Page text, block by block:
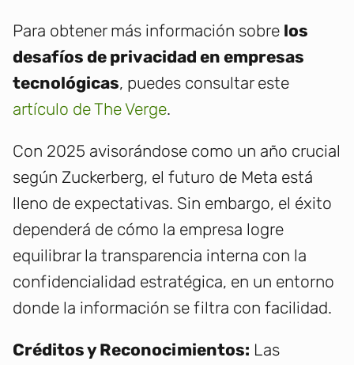
Para obtener más información sobre los
desafíos de privacidad en empresas
tecnológicas, puedes consultar este
artículo de The Verge.
Con 2025 avisorándose como un año crucial
según Zuckerberg, el futuro de Meta está
lleno de expectativas. Sin embargo, el éxito
dependerá de cómo la empresa logre
equilibrar la transparencia interna con la
confidencialidad estratégica, en un entorno
donde la información se filtra con facilidad.
Créditos y Reconocimientos: Las